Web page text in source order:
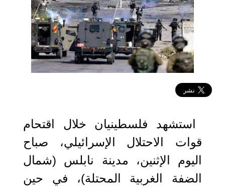
استشهد فلسطينيان خلال اقتحام
قوات الاحتلال الإسرائيلي، صباح
اليوم الإثنين، مدينة نابلس (شمال
الضفة الغربية المحتلة)، في حين